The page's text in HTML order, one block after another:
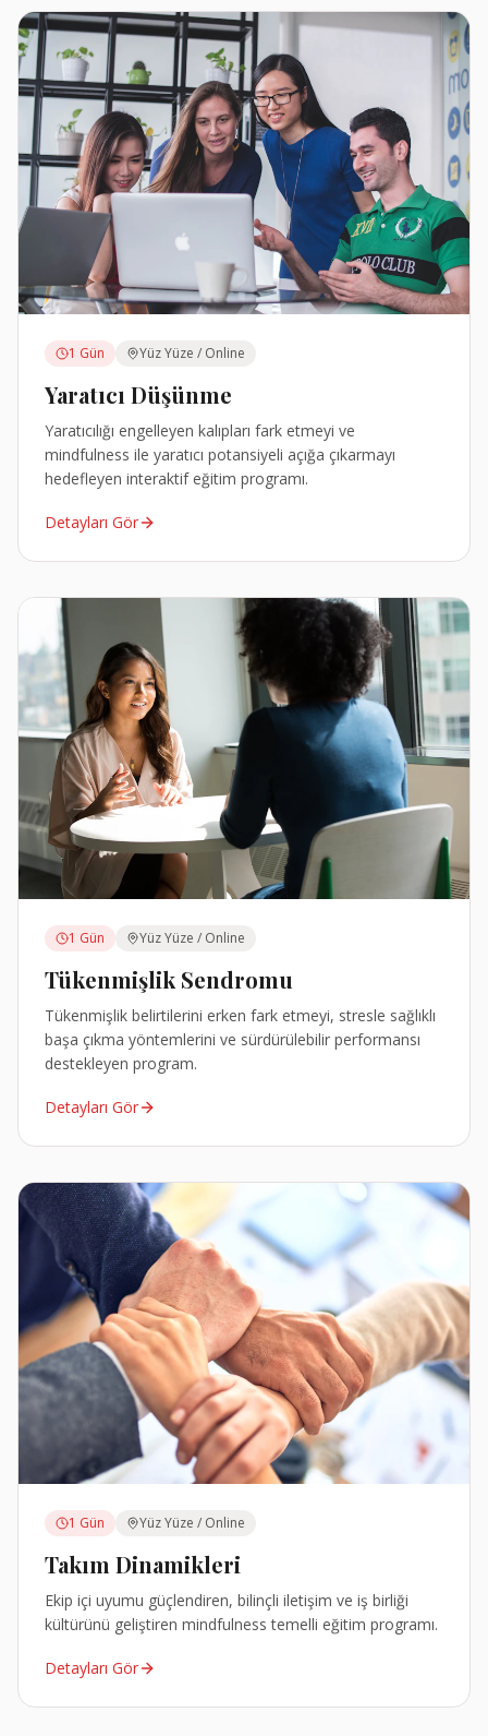
1 Gün Yüz Yüze / Online
Yaratıcı Düşünme
Yaratıcılığı engelleyen kalıpları fark etmeyi ve
mindfulness ile yaratıcı potansiyeli açığa çıkarmayı
hedefleyen interaktif eğitim programı.
Detayları Gör
1 Gün Yüz Yüze / Online
Tükenmişlik Sendromu
Tükenmişlik belirtilerini erken fark etmeyi, stresle sağlıklı
başa çıkma yöntemlerini ve sürdürülebilir performansı
destekleyen program.
Detayları Gör
1 Gün Yüz Yüze / Online
Takım Dinamikleri
Ekip içi uyumu güçlendiren, bilinçli iletişim ve iş birliği
kültürünü geliştiren mindfulness temelli eğitim programı.
Detayları Gör